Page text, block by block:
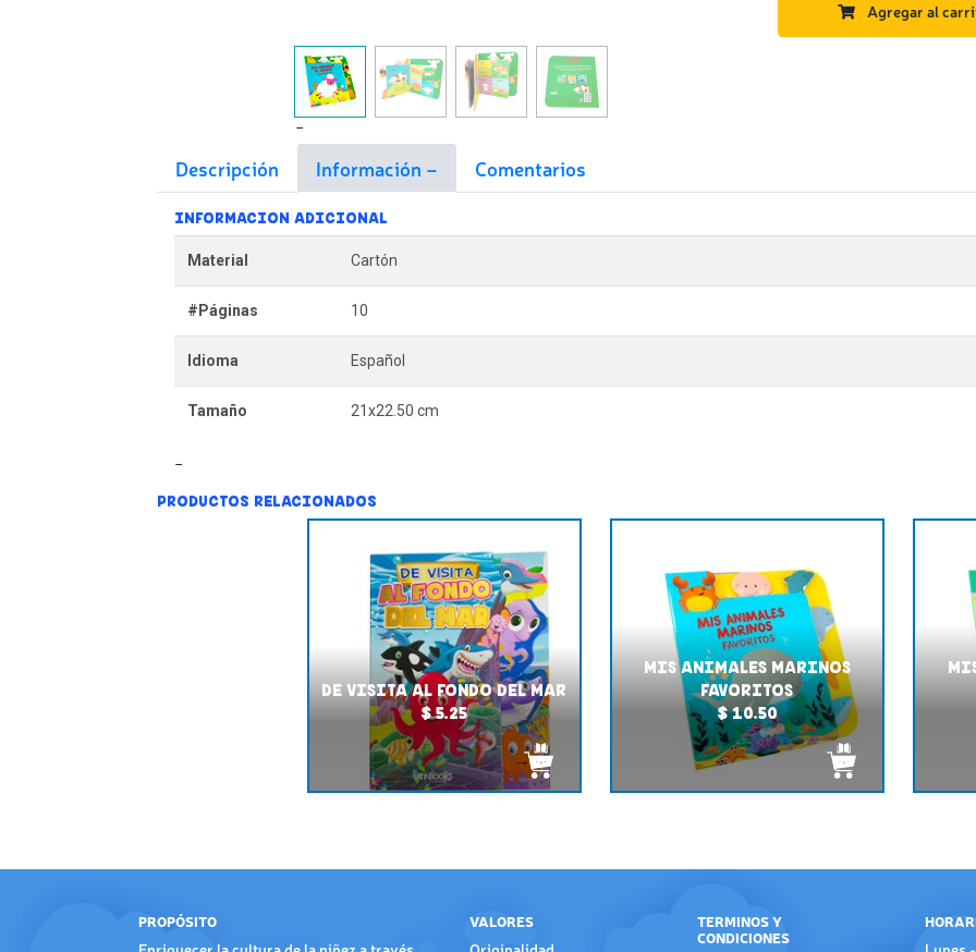
Agregar al
Descripción Información Comentarios
INFORMACION ADICIONAL
Material Cartón
#Páginas 10
Idioma Español
Tamaño 21x22.50 cm
PRODUCTOS RELACIONADOS
DE VISITA AL FONDO DEL MAR
$ 5.25
MIS ANIMALES MARINOS
FAVORITOS
$ 10.50
PROPÓSITO VALORES
TERMINOS Y
CONDICIONES